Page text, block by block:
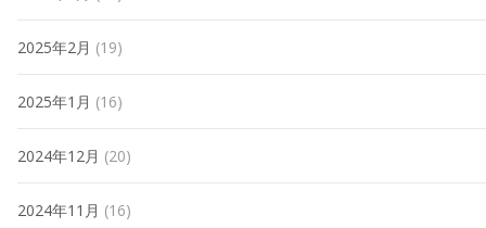
2025年2月 (19)
2025年1月 (16)
2024年12月 (20)
2024年11月 (16)